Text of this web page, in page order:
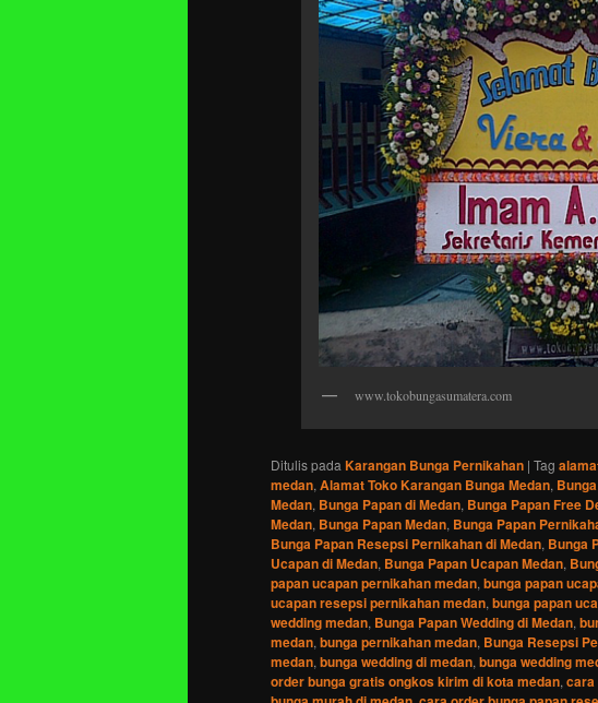
www.tokobungasumatera.com
Ditulis pada Karangan Bunga Pernikahan | Tag
medan, Alamat Toko Karangan Bunga Medan,
Medan, Bunga Papan di Medan, Bunga Papan Free
Medan, Bunga Papan Medan, Bunga Papan
Bunga Papan Resepsi Pernikahan di Medan, Bunga
Ucapan di Medan, Bunga Papan Ucapan Medan,
papan ucapan pernikahan medan, bunga papan
ucapan resepsi pernikahan medan, bunga papan
wedding medan, Bunga Papan Wedding di Medan,
medan, bunga pernikahan medan, Bunga Resepsi
medan, bunga wedding di medan, bunga wedding
order bunga gratis ongkos kirim di kota medan, cara